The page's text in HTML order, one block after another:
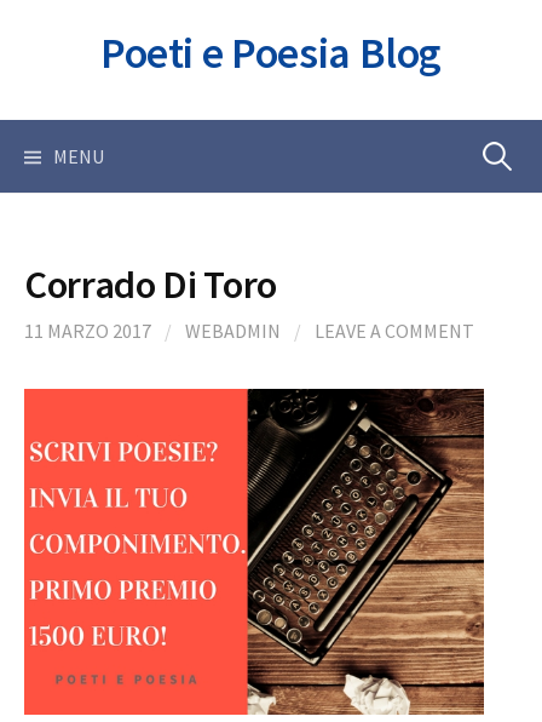
Poeti e Poesia Blog
MENU Ricerca
Corrado Di Toro
11 MARZO 2017 / WEBADMIN / LEAVE A COMMENT